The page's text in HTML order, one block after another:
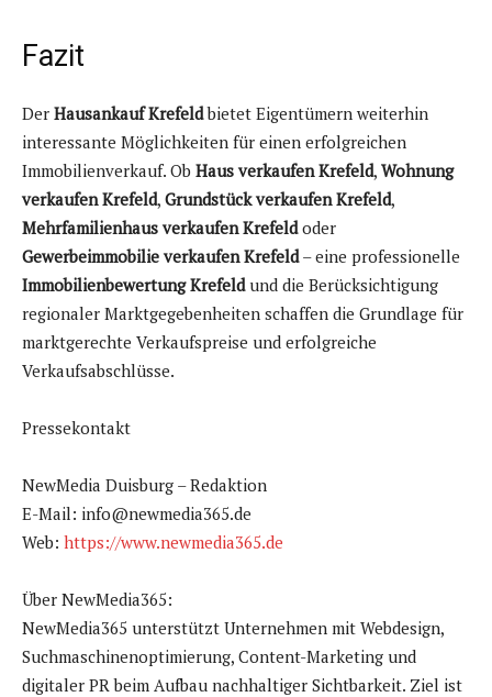
Fazit
Der Hausankauf Krefeldbietet Eigentümern weiterhin
interessante Möglichkeiten für einen erfolgreichen
Immobilienverkauf. Ob Haus verkaufen Krefeld, Wohnung
verkaufen Krefeld, Grundstück verkaufen Krefeld,
Mehrfamilienhaus verkaufen Krefeldoder
Gewerbeimmobilie verkaufen Krefeld– eine professionelle
Immobilienbewertung Krefeldund die Berücksichtigung
regionaler Marktgegebenheiten schaffen die Grundlage für
marktgerechte Verkaufspreise und erfolgreiche
Verkaufsabschlüsse.
Pressekontakt
NewMedia Duisburg – Redaktion
E-Mail: info@newmedia365.de
Web: https://www.newmedia365.de
Über NewMedia365:
NewMedia365 unterstützt Unternehmen mit Webdesign,
Suchmaschinenoptimierung, Content-Marketing und
digitaler PR beim Aufbau nachhaltiger Sichtbarkeit. Ziel ist